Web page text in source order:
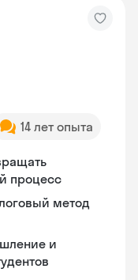
14 лет опыта
процесс
метод
и